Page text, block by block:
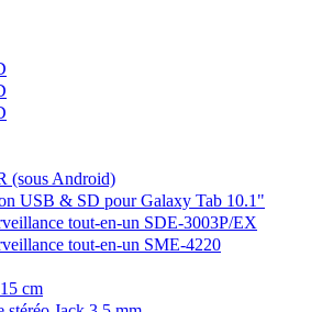
(sous Android)
USB & SD pour Galaxy Tab 10.1"
tout-en-un SDE-3003P/EX
tout-en-un SME-4220
cm